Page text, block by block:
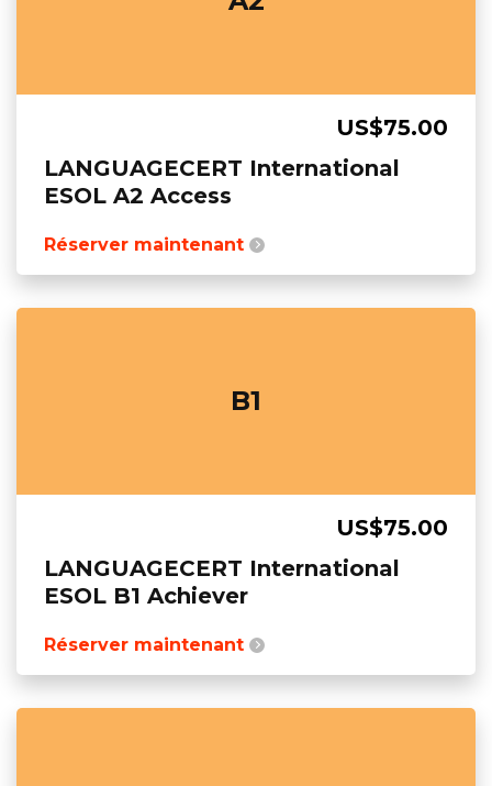
US$75.00
LANGUAGECERT International
ESOL A2 Access
Réserver maintenant
B1
US$75.00
LANGUAGECERT International
ESOL B1 Achiever
Réserver maintenant